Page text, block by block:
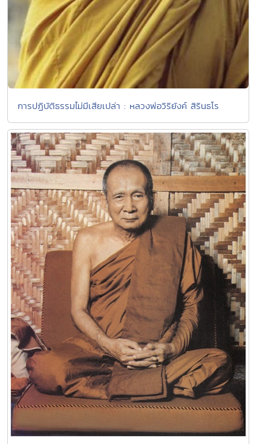
การปฏิบัติธรรมไม่มีเสียเปล่า : หลวงพ่อวิริยังค์ สิรินธโร